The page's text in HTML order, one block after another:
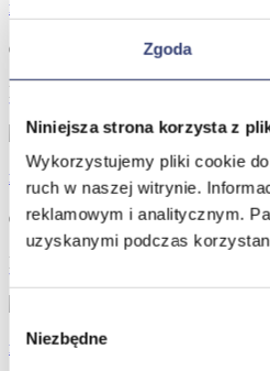
Zgoda
Niniejsza strona korzysta z
Wykorzystujemy pliki cookie
ruch w naszej witrynie.
reklamowym i analitycznym.
uzyskanymi podczas
Wybór
zgody
Niezbędne
Papier EKG RB-1 v.001 (58 mm)
6,99
Dla specjalistów
Papier EKG RB-5 v.001 (60 mm)
6,99zł
Dla specjalistów
Dodaj do koszyka
Papier EKG R-210 v.001 (210 mm)